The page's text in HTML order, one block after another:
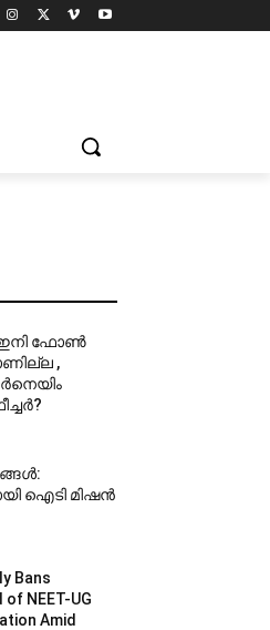
ഇനി ഫോൺ
,
ഐടി മിഷൻ
Bans
NEET-UG
Amid